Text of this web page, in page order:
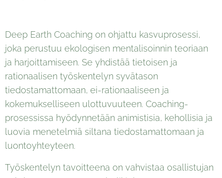
Deep Earth Coaching on ohjattu kasvuprosessi,
joka perustuu ekologisen mentalisoinnin teoriaan
ja harjoittamiseen. Se yhdistää tietoisen ja
rationaalisen työskentelyn syvätason
tiedostamattomaan, ei-rationaaliseen ja
kokemukselliseen ulottuvuuteen. Coaching-
prosessissa hyödynnetään animistisia, kehollisia ja
luovia menetelmiä siltana tiedostamattomaan ja
luontoyhteyteen.
Työskentelyn tavoitteena on vahvistaa osallistujan